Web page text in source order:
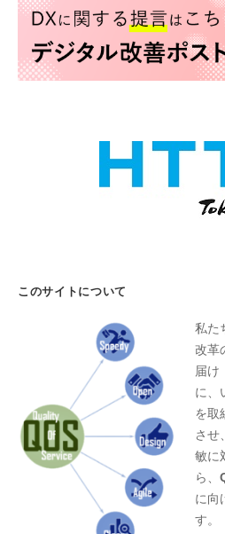
このサイトについて
私た
改革
届け
に、
を取
させ
敏に
ら、
に向
す。